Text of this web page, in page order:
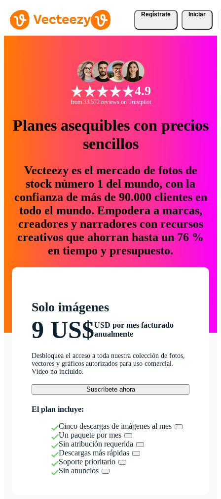
Regístrate Iniciar
4.9
from 33.572 reviews on Trustpilot
Planes asequibles con precios
sencillos
Vecteezy es el mercado de fotos de
stock número 1 del mundo, con la
confianza de más de 90.000 clientes en
todo el mundo. Empodera a marcas,
creadores y narradores con recursos
creativos que ahorran hasta un 76 %
en tiempo y presupuesto.
Solo imágenes
9 US$USD por mes facturado
anualmente
Desbloquea el acceso a toda nuestra colección de fotos,
vectores y gráficos autorizados para uso comercial.
Vídeo no incluido.
Suscríbete ahora
El plan incluye:
Cinco descargas de imágenes al mes
Un paquete por mes
Sin atribución requerida
Descargas más rápidas
Soporte prioritario
Sin anuncios